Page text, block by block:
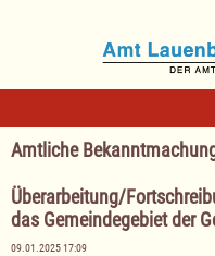
Amtliche
Überarbeitung/
das Gemeindegebiet der
09.01.2025 17:09